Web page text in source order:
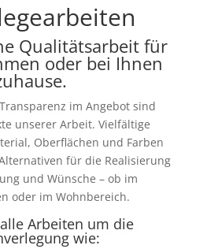
Qualitätsarbeit für
oder bei Ihnen
im Angebot sind
unserer Arbeit. Vielfältige
Oberflächen und Farben
für die Realisierung
und Wünsche – ob im
oder im Wohnbereich.
Arbeiten um die
wie: